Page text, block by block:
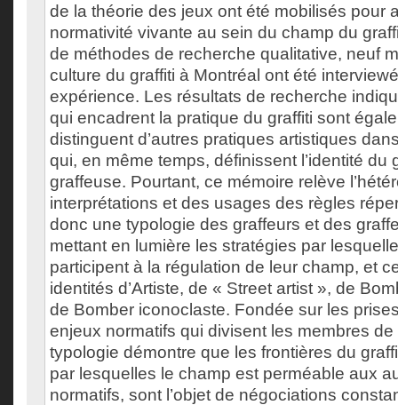
de la théorie des jeux ont été mobilisés pour
normativité vivante au sein du champ du
de méthodes de recherche qualitative, neuf
culture du graffiti à Montréal ont été
expérience. Les résultats de recherche
qui encadrent la pratique du graffiti sont
distinguent d’autres pratiques artistiques
qui, en même temps, définissent l’identité du
graffeuse. Pourtant, ce mémoire relève
interprétations et des usages des règles
donc une typologie des graffeurs et des
mettant en lumière les stratégies par
participent à la régulation de leur champ, et
identités d’Artiste, de « Street artist », de
de Bomber iconoclaste. Fondée sur les
enjeux normatifs qui divisent les membres
typologie démontre que les frontières du
par lesquelles le champ est perméable aux
normatifs, sont l’objet de négociations